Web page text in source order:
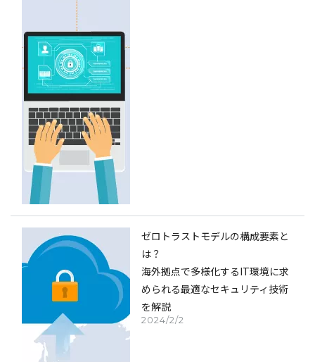
2024/2/2
ゼロトラストモデルの構成要素と
は？
海外拠点で多様化するIT環境に求
められる最適なセキュリティ技術
を解説